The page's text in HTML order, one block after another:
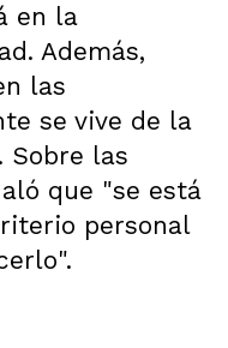
en la
Además,
las
se vive de la
Sobre las
que "se está
personal